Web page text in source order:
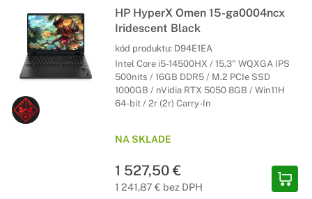
HP HyperX Omen 15-ga0004ncx
Iridescent Black
kód produktu: D94E1EA
Intel Core i5-14500HX / 15,3" WQXGA IPS
500nits / 16GB DDR5 / M.2 PCIe SSD
1000GB / nVidia RTX 5050 8GB / Win11H
64-bit / 2r (2r) Carry-In
NA SKLADE
1 527,50 €
1 241,87 € bez DPH